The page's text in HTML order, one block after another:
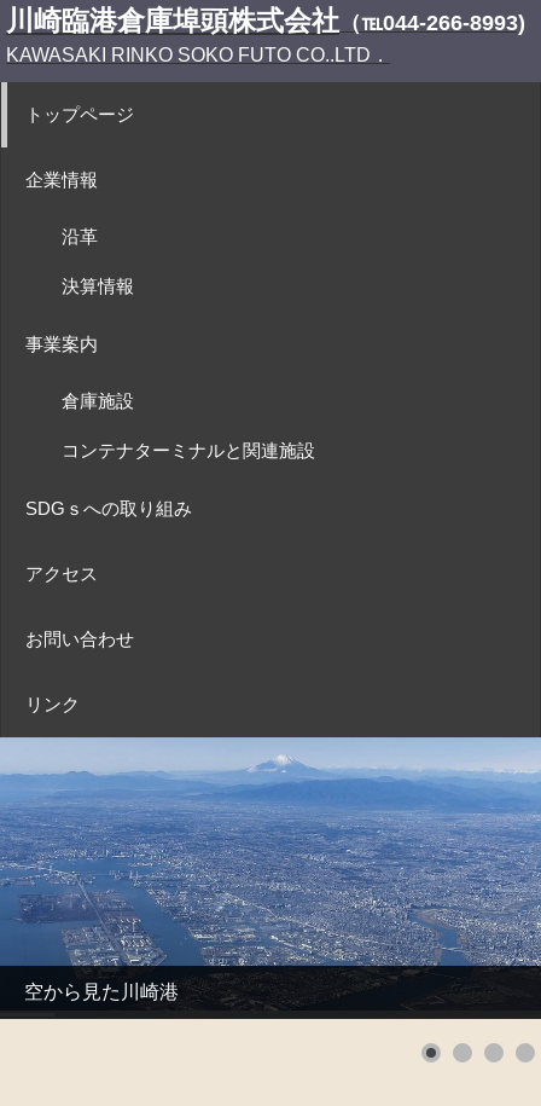
川崎臨港倉庫埠頭株式会社 （℡044-266-8993)
KAWASAKI RINKO SOKO FUTO CO..LTD．
トップページ
企業情報
沿革
決算情報
事業案内
倉庫施設
コンテナターミナルと関連施設
SDGｓへの取り組み
アクセス
お問い合わせ
リンク
空から見た川崎港